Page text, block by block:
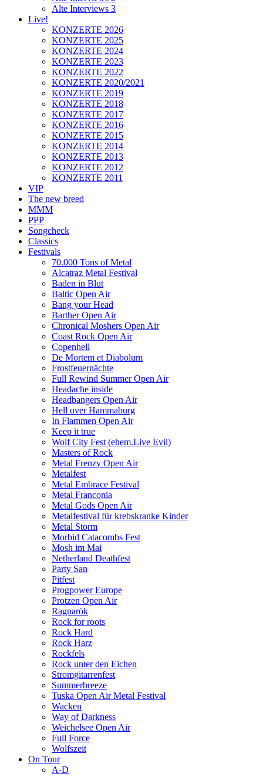
Alte Interviews 3
Live!
KONZERTE 2026
KONZERTE 2025
KONZERTE 2024
KONZERTE 2023
KONZERTE 2022
KONZERTE 2020/2021
KONZERTE 2019
KONZERTE 2018
KONZERTE 2017
KONZERTE 2016
KONZERTE 2015
KONZERTE 2014
KONZERTE 2013
KONZERTE 2012
KONZERTE 2011
VIP
The new breed
MMM
PPP
Songcheck
Classics
Festivals
70.000 Tons of Metal
Alcatraz Metal Festival
Baden in Blut
Baltic Open Air
Bang your Head
Barther Open Air
Chronical Moshers Open Air
Coast Rock Open Air
Copenhell
De Mortem et Diabolum
Frostfeuernächte
Full Rewind Summer Open Air
Headache inside
Headbangers Open Air
Hell over Hammaburg
In Flammen Open Air
Keep it true
Wolf City Fest (ehem.Live Evil)
Masters of Rock
Metal Frenzy Open Air
Metalfest
Metal Embrace Festival
Metal Franconia
Metal Gods Open Air
Metalfestival für krebskranke Kinder
Metal Storm
Morbid Catacombs Fest
Mosh im Mai
Netherland Deathfest
Party San
Pitfest
Progpower Europe
Protzen Open Air
Ragnarök
Rock for roots
Rock Hard
Rock Harz
Rockfels
Rock unter den Eichen
Stromgitarrenfest
Summerbreeze
Tuska Open Air Metal Festival
Wacken
Way of Darkness
Weichelsee Open Air
Full Force
Wolfszeit
On Tour
A-D